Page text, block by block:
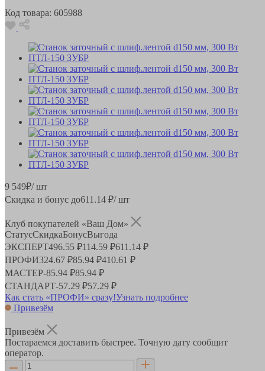
Код товара: 605988
9 549₽/ шт
Скидка и бонус до611.14 ₽/ шт
Клуб покупателей «Ваш Дом»
СтатусСкидкаБонусВыгода
ЭКСПЕРТ496.55 ₽114.59 ₽611.14 ₽
ПРОФИ324.67 ₽85.94 ₽410.61 ₽
МАСТЕР-85.94 ₽85.94 ₽
СТАНДАРТ-57.29 ₽57.29 ₽
Как стать «ПРОФИ» сразу!Узнать подробнее
Привезём
Привезём
Постараемся доставить быстрее. Точную дату сообщит
оператор.